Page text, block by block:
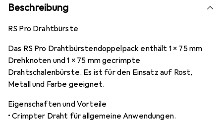
Beschreibung
RS Pro Drahtbürste
Das RS Pro Drahtbürstendoppelpack enthält 1 x 75 mm
Drehknoten und 1 x 75 mm gecrimpte
Drahtschalenbürste. Es ist für den Einsatz auf Rost,
Metall und Farbe geeignet.
Eigenschaften und Vorteile
• Crimpter Draht für allgemeine Anwendungen.